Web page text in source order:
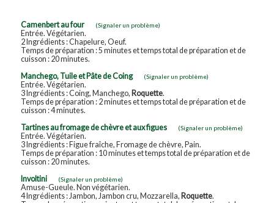
Camenbert au four (Signaler un problème)
Entrée. Végétarien.
2 Ingrédients : Chapelure, Oeuf.
Temps de préparation : 5 minutes et temps total de préparation et de
cuisson : 20 minutes.
Manchego, Tuile et Pâte de Coing
(Signaler un problème)
Entrée. Végétarien.
3 Ingrédients : Coing, Manchego, Roquette.
Temps de préparation : 2 minutes et temps total de préparation et de
cuisson : 4 minutes.
Tartines au fromage de chèvre et aux figues
(Signaler un problème)
Entrée. Végétarien.
3 Ingrédients : Figue fraîche, Fromage de chèvre, Pain.
Temps de préparation : 10 minutes et temps total de préparation et de
cuisson : 20 minutes.
Involtini
(Signaler un problème)
Amuse-Gueule. Non végétarien.
4 Ingrédients : Jambon, Jambon cru, Mozzarella, Roquette.